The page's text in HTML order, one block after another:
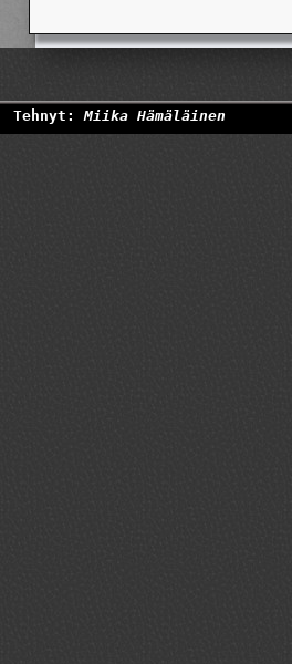
Tehnyt:Miika Hämäläinen